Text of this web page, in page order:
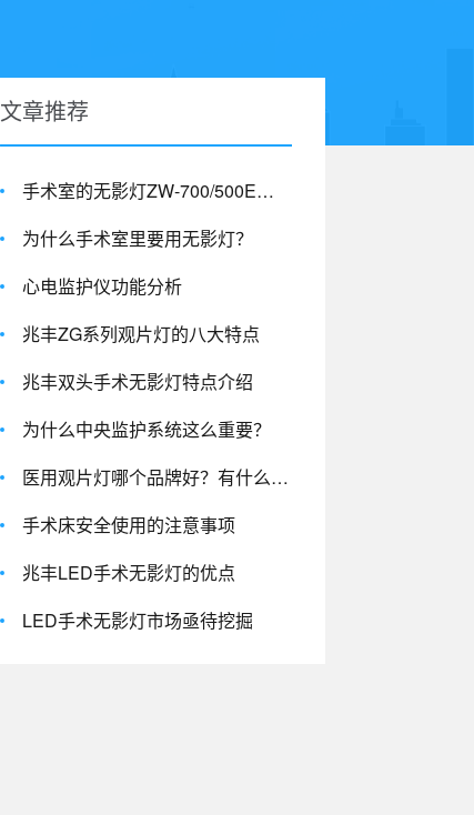
文章推荐
手术室的无影灯ZW-700/500E优点及参数介绍
为什么手术室里要用无影灯？
心电监护仪功能分析
兆丰ZG系列观片灯的八大特点
兆丰双头手术无影灯特点介绍
为什么中央监护系统这么重要？
医用观片灯哪个品牌好？有什么优点？
手术床安全使用的注意事项
兆丰LED手术无影灯的优点
LED手术无影灯市场亟待挖掘